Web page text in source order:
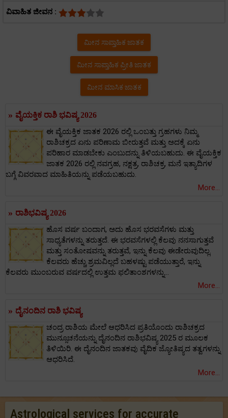
ವಿವಾಹಿತ ಜೀವನ :
ಮೀನ ಸಾಪ್ತಾಹಿಕ ಜಾತಕ
ಮೀನ ಸಾಪ್ತಾಹಿಕ ಪ್ರೀತಿ ಜಾತಕ
ಮೀನ ಮಾಸಿಕ ಜಾತಕ
» ವೈಯಕ್ತಿಕ ರಾಶಿ ಭವಿಷ್ಯ 2026
ಈ ವೈಯಕ್ತಿಕ ಜಾತಕ 2026 ರಲ್ಲಿ ಒಂಬತ್ತು ಗ್ರಹಗಳು ನಿಮ್ಮ
ರಾಶಿಚಕ್ರದ ಏನು ಪರಿಣಾಮ ಬೀರುತ್ತವೆ ಮತ್ತು ಅದಕ್ಕೆ ಏನು
ಪರಿಹಾರ ಮಾಡಬೇಕು ಎಂಬುದನ್ನು ತಿಳಿಯಬಹುದು. ಈ ವೈಯಕ್ತಿಕ
ಜಾತಕ 2026 ರಲ್ಲಿ ನವಗ್ರಹ, ನಕ್ಷತ್ರ, ರಾಶಿಚಕ್ರ, ಮನೆ ಇತ್ಯಾದಿಗಳ
ಬಗ್ಗೆ ವಿವರವಾದ ಮಾಹಿತಿಯನ್ನು ಪಡೆಯಬಹುದು.
More...
» ರಾಶಿಭವಿಷ್ಯ 2026
ಹೊಸ ವರ್ಷ ಬಂದಾಗ, ಅದು ಹೊಸ ಭರವಸೆಗಳು ಮತ್ತು
ಸಾಧ್ಯತೆಗಳನ್ನು ತರುತ್ತದೆ. ಈ ಭರವಸೆಗಳಲ್ಲಿ ಕೆಲವು ನನಸಾಗುತ್ತವೆ
ಮತ್ತು ಸಂತೋಷವನ್ನು ತರುತ್ತವೆ, ಇನ್ನು ಕೆಲವು ಈಡೇರುವುದಿಲ್ಲ.
ಕೆಲವರು ಹೆಚ್ಚು ಶ್ರಮವಿಲ್ಲದೆ ಬಹಳಷ್ಟು ಪಡೆಯುತ್ತಾರೆ, ಇನ್ನು
ಕೆಲವರು ಮುಂಬರುವ ವರ್ಷದಲ್ಲಿ ಉತ್ತಮ ಫಲಿತಾಂಶಗಳನ್ನು...
More...
» ದೈನಂದಿನ ರಾಶಿ ಭವಿಷ್ಯ
ಚಂದ್ರ ರಾಶಿಯ ಮೇಲೆ ಆಧರಿಸಿದ ಪ್ರತಿಯೊಂದು ರಾಶಿಚಕ್ರದ
ಮುನ್ಸೂಚನೆಯನ್ನು ದೈನಂದಿನ ರಾಶಿಭವಿಷ್ಯ 2025 ರ ಮೂಲಕ
ತಿಳಿಯಿರಿ. ಈ ದೈನಂದಿನ ಜಾತಕವು ವೈದಿಕ ಜ್ಯೋತಿಷ್ಯದ ತತ್ವಗಳನ್ನು
ಆಧರಿಸಿದೆ.
More...
Astrological services for accurate